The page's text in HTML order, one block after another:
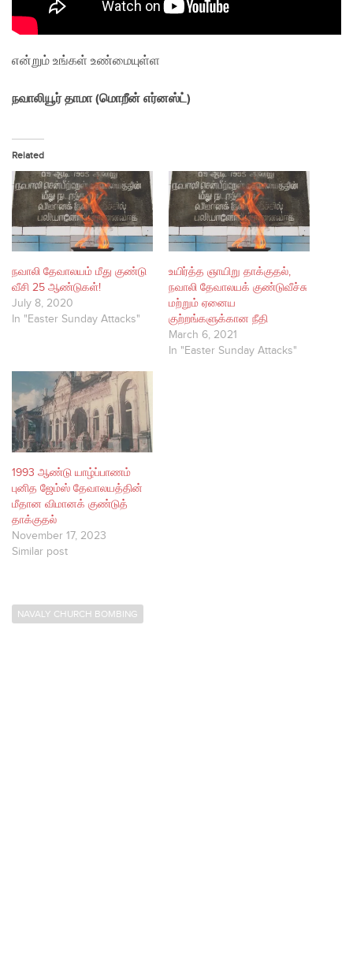
என்றும் உங்கள் உண்மையுள்ள
நவாலியூர் தாமா (மொறீன் எர்னஸ்ட்)
Related
நவாலி தேவாலயம் மீது குண்டு
வீசி 25 ஆண்டுகள்!
July 8, 2020
In "Easter Sunday Attacks"
உயிர்த்த ஞாயிறு தாக்குதல்,
நவாலி தேவாலயக் குண்டுவீச்சு
மற்றும் ஏனைய
குற்றங்களுக்கான நீதி
March 6, 2021
In "Easter Sunday Attacks"
1993 ஆண்டு யாழ்ப்பாணம்
புனித ஜேம்ஸ் தேவாலயத்தின்
மீதான விமானக் குண்டுத்
தாக்குதல்
November 17, 2023
Similar post
NAVALY CHURCH BOMBING